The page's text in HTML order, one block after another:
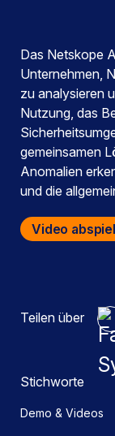
Das Netskope
Unternehmen,
zu analysieren
Nutzung, das
gemeinsamen
Anomalien
und die
Video
Teilen über
Stichworte
Demo & Videos